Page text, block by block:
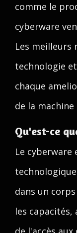
comme le
cyberware
Les meilleurs
technologie
chaque
de la
Qu'est-ce
Le
dans un
les